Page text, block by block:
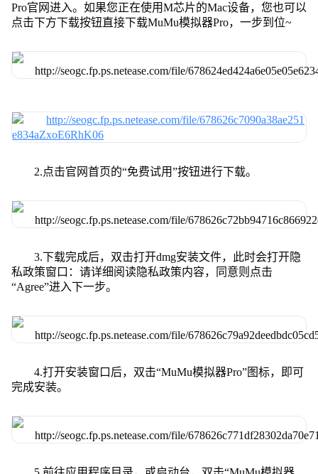
Pro官网进入。如果您正在使用M芯片的Mac设备，您也可以
点击下方下载按钮直接下载MuMu模拟器Pro，一步到位~
2.点击官网首页的“免费试用”按钮进行下载。
3.下载完成后，双击打开dmg安装文件，此时会打开隐
私政策窗口：请详细阅读隐私政策内容，同意则点击
“Agree”进入下一步。
4.打开安装窗口后，双击“MuMu模拟器Pro”图标，即可
完成安装。